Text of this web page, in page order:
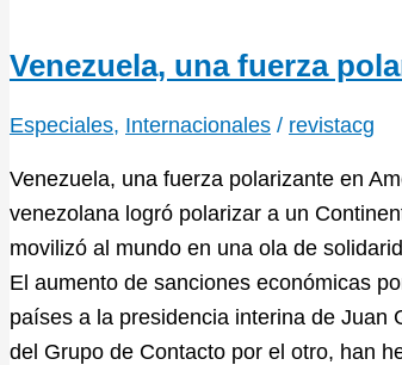
Venezuela, una fuerza
Especiales, Internacionales / revistacg
Venezuela, una fuerza polarizante en
venezolana logró polarizar a un
movilizó al mundo en una ola de
El aumento de sanciones económicas
países a la presidencia interina de Juan
del Grupo de Contacto por el otro, han